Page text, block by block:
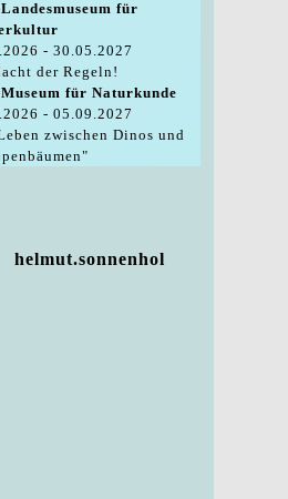
für
- 30.05.2027
der Regeln!
für Naturkunde
- 05.09.2027
zwischen Dinos und
helmut.sonnenhol